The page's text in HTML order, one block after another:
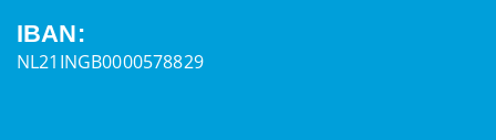
IBAN:
NL21INGB0000578829